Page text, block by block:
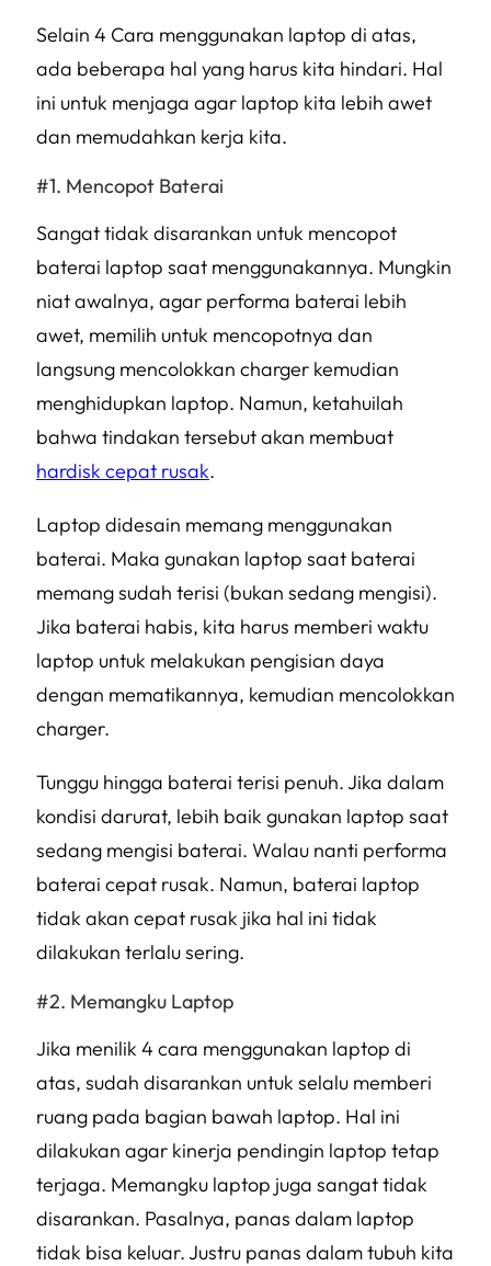
Selain 4 Cara menggunakan laptop di atas,
ada beberapa hal yang harus kita hindari. Hal
ini untuk menjaga agar laptop kita lebih awet
dan memudahkan kerja kita.
Mencopot Baterai
Sangat tidak disarankan untuk mencopot
baterai laptop saat menggunakannya. Mungkin
niat awalnya, agar performa baterai lebih
awet, memilih untuk mencopotnya dan
langsung mencolokkan charger kemudian
menghidupkan laptop. Namun, ketahuilah
bahwa tindakan tersebut akan membuat
hardisk cepat rusak.
Laptop didesain memang menggunakan
baterai. Maka gunakan laptop saat baterai
memang sudah terisi (bukan sedang mengisi).
Jika baterai habis, kita harus memberi waktu
laptop untuk melakukan pengisian daya
dengan mematikannya, kemudian mencolokkan
charger.
Tunggu hingga baterai terisi penuh. Jika dalam
kondisi darurat, lebih baik gunakan laptop saat
sedang mengisi baterai. Walau nanti performa
baterai cepat rusak. Namun, baterai laptop
tidak akan cepat rusak jika hal ini tidak
dilakukan terlalu sering.
Memangku Laptop
Jika menilik 4 cara menggunakan laptop di
atas, sudah disarankan untuk selalu memberi
ruang pada bagian bawah laptop. Hal ini
dilakukan agar kinerja pendingin laptop tetap
terjaga. Memangku laptop juga sangat tidak
disarankan. Pasalnya, panas dalam laptop
tidak bisa keluar. Justru panas dalam tubuh kita